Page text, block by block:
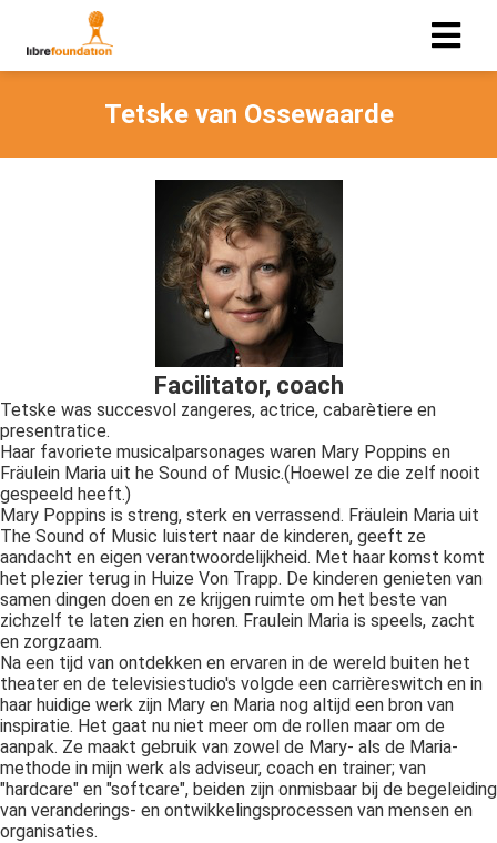
Tetske van Ossewaarde
Facilitator, coach
Tetske was succesvol zangeres, actrice, cabarètiere en
presentratice.
Haar favoriete musicalparsonages waren Mary Poppins en
Fräulein Maria uit he Sound of Music.(Hoewel ze die zelf nooit
gespeeld heeft.)
Mary Poppins is streng, sterk en verrassend. Fräulein Maria uit
The Sound of Music luistert naar de kinderen, geeft ze
aandacht en eigen verantwoordelijkheid. Met haar komst komt
het plezier terug in Huize Von Trapp. De kinderen genieten van
samen dingen doen en ze krijgen ruimte om het beste van
zichzelf te laten zien en horen. Fraulein Maria is speels, zacht
en zorgzaam.
Na een tijd van ontdekken en ervaren in de wereld buiten het
theater en de televisiestudio's volgde een carrièreswitch en in
haar huidige werk zijn Mary en Maria nog altijd een bron van
inspiratie. Het gaat nu niet meer om de rollen maar om de
aanpak. Ze maakt gebruik van zowel de Mary- als de Maria-
methode in mijn werk als adviseur, coach en trainer; van
"hardcare" en "softcare", beiden zijn onmisbaar bij de begeleiding
van veranderings- en ontwikkelingsprocessen van mensen en
organisaties.
policy
Ze
gebruikt
deze
kan de
niet
worden
om
te
over
van
op